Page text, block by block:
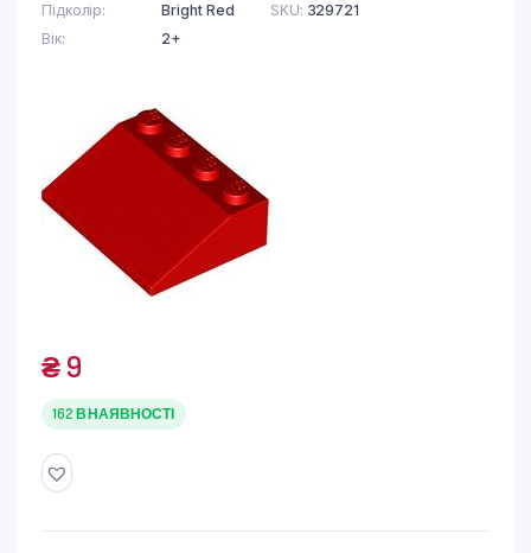
Підколір
Bright Red
Вік
2+
SKU: 329721
₴9
162 В НАЯВНОСТІ